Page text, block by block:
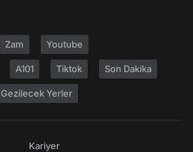
Zam Youtube
A101 Tiktok Son Dakika
Gezilecek Yerler
Kariyer